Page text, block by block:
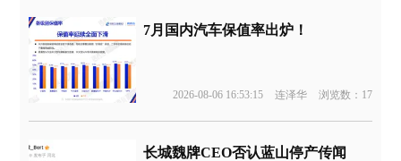
7月国内汽车保值率出炉！
2026-08-06 16:53:15 连泽华 浏览数：17
长城魏牌CEO否认蓝山停产传闻